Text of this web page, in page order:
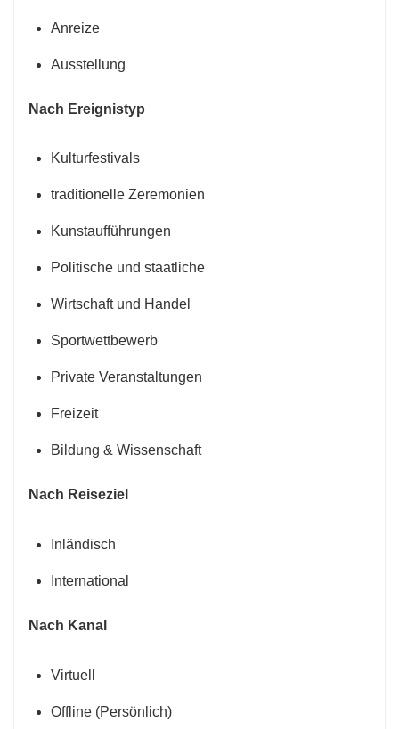
Anreize
Ausstellung
Nach Ereignistyp
Kulturfestivals
traditionelle Zeremonien
Kunstaufführungen
Politische und staatliche
Wirtschaft und Handel
Sportwettbewerb
Private Veranstaltungen
Freizeit
Bildung & Wissenschaft
Nach Reiseziel
Inländisch
International
Nach Kanal
Virtuell
Offline (Persönlich)